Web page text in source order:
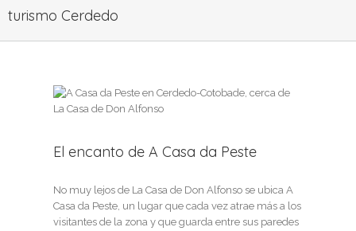
turismo Cerdedo
El encanto de A Casa da Peste
No muy lejos de La Casa de Don Alfonso se ubica A
Casa da Peste, un lugar que cada vez atrae más a los
visitantes de la zona y que guarda entre sus paredes